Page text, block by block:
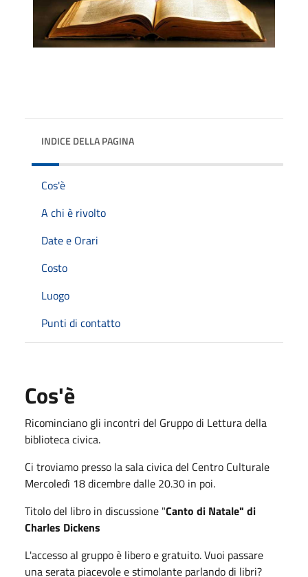
INDICE DELLA PAGINA
Cos'è
A chi è rivolto
Date e Orari
Costo
Luogo
Punti di contatto
Cos'è
Ricominciano gli incontri del Gruppo di Lettura della
biblioteca civica.
Ci troviamo presso la sala civica del Centro Culturale
Mercoledì 18 dicembre dalle 20.30 in poi.
Titolo del libro in discussione "Canto di Natale" di
Charles Dickens
L'accesso al gruppo è libero e gratuito. Vuoi passare
una serata piacevole e stimolante parlando di libri?